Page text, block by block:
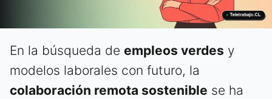
En la búsqueda de empleos verdes y
modelos laborales con futuro, la
colaboración remota sostenible se ha